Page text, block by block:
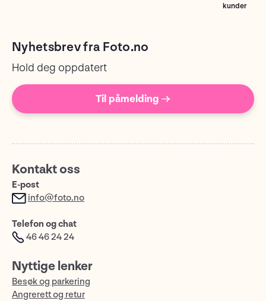
kunder
Nyhetsbrev fra Foto.no
Hold deg oppdatert
Til påmelding →
Kontakt oss
E-post
info@foto.no
Telefon og chat
46 46 24 24
Nyttige lenker
Besøk og parkering
Angrerett og retur